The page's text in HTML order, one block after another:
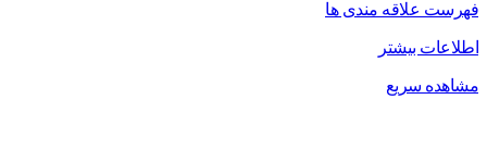
فهرست علاقه مندی ها
اطلاعات بیشتر
مشاهده سریع